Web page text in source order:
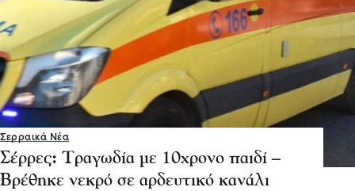
Σερραικά Νέα
Σέρρες: Τραγωδία με 10χρονο παιδί –
Βρέθηκε νεκρό σε αρδευτικό κανάλι